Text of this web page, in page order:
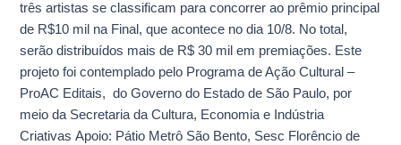
três artistas se classificam para concorrer ao prêmio principal
de R$10 mil na Final, que acontece no dia 10/8. No total,
serão distribuídos mais de R$ 30 mil em premiações. Este
projeto foi contemplado pelo Programa de Ação Cultural –
ProAC Editais, do Governo do Estado de São Paulo, por
meio da Secretaria da Cultura, Economia e Indústria
Criativas Apoio: Pátio Metrô São Bento, Sesc Florêncio de